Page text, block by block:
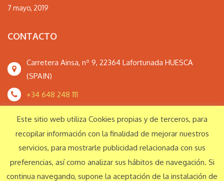
7 mayo, 2019
CONTACTO
Carretera Ainsa, nº 9, 22364 Lafortunada HUESCA
(SPAIN)
+34 648 248 111
Responsabilidad Social Corporativa
Este sitio web utiliza Cookies propias y de terceros, para
recopilar información con la finalidad de mejorar nuestros
servicios, para mostrarle publicidad relacionada con sus
preferencias, así como analizar sus hábitos de navegación. Si
continua navegando, supone la aceptación de la instalación de